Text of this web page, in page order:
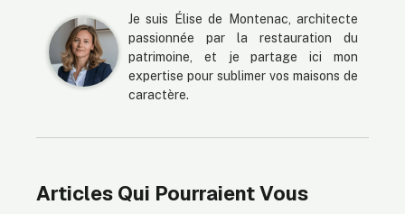
Je suis Élise de Montenac, architecte
passionnée par la restauration du
patrimoine, et je partage ici mon
expertise pour sublimer vos maisons de
caractère.
Articles Qui Pourraient Vous